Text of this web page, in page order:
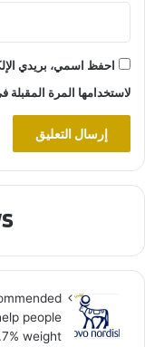
احفظ اسمي، بريدي
لاستخدامها المرة المقبلة
people
weight